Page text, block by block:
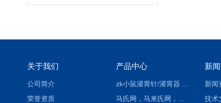
关于我们
公司简介
荣誉资质
产品中心 新
新闻
技术